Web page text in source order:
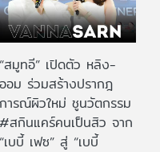
“สมูทอี” เปิดตัว หลิง-
ออม ร่วมสร้างปรากฎ
การณ์ผิวใหม่ ชูนวัตกรรม
#สกินแคร์คนเป็นสิว จาก
“เบบี้ เฟซ” สู่ “เบบี้